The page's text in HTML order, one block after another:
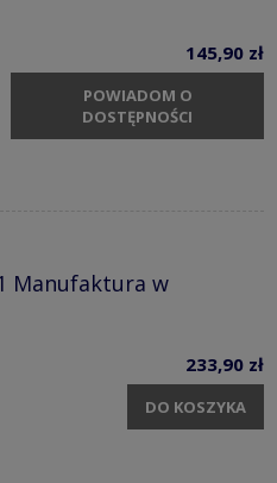
145,90 zł
POWIADOM O
DOSTĘPNOŚCI
Manufaktura w
233,90 zł
DO KOSZYKA